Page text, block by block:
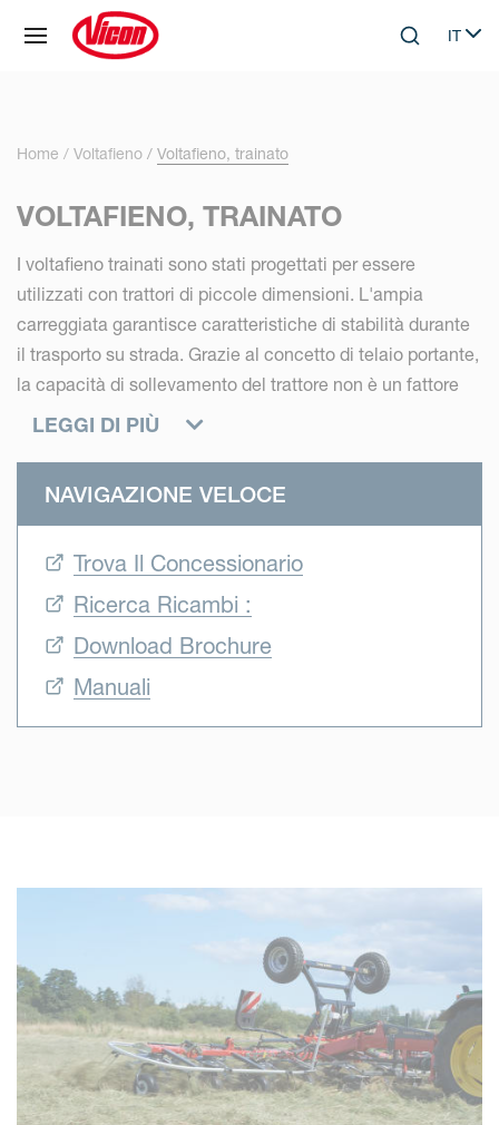
Skip to main contentSearchIT
Select
Home Voltafieno Voltafieno, trainato
VOLTAFIENO, TRAINATO
I voltafieno trainati sono stati progettati per essere
utilizzati con trattori di piccole dimensioni. L'ampia
carreggiata garantisce caratteristiche di stabilità durante
il trasporto su strada. Grazie al concetto di telaio portante,
la capacità di sollevamento del trattore non è un fattore
limitante e questi voltafieno possono essere utilizzati
LEGGI DI PIÙ
NAVIGAZIONE VELOCE
Trova Il Concessionario
Ricerca Ricambi :
Download Brochure
Manuali
Pannello di gestione dei cookies